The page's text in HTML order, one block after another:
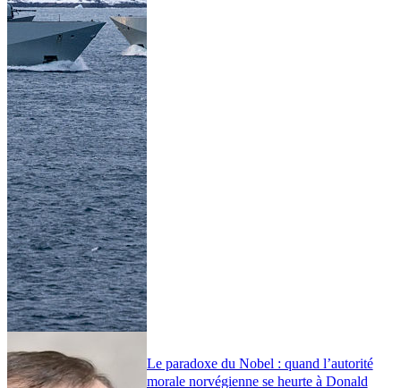
Le paradoxe du Nobel : quand l’autorité
morale norvégienne se heurte à Donald